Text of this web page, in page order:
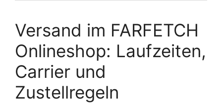
Versand im FARFETCH
Onlineshop: Laufzeiten,
Carrier und
Zustellregeln